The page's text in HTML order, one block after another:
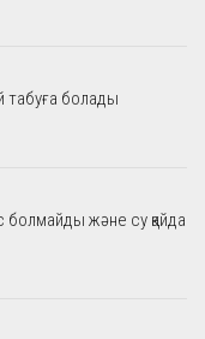
табуға болады
және су қайда